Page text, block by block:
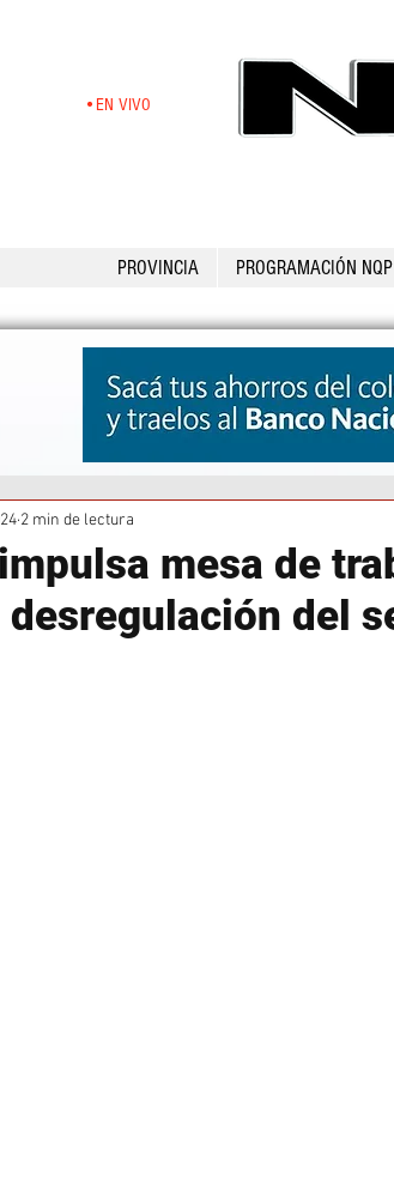
•EN VIVO
PROVINCIA PROGRAMACIÓN
mesa de
del
2 min de lectura